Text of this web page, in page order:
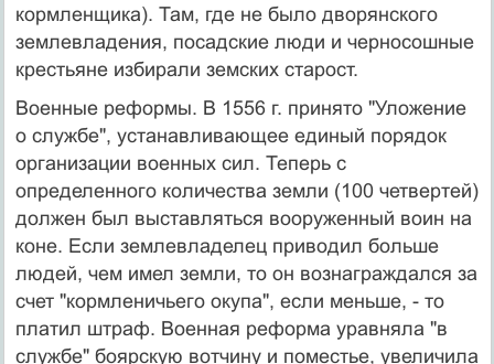
кормленщика). Там, где не было дворянского
землевладения, посадские люди и черносошные
крестьяне избирали земских старост.
Военные реформы. В 1556 г. принято "Уложение
о службе", устанавливающее единый порядок
организации военных сил. Теперь с
определенного количества земли (100 четвертей)
должен был выставляться вооруженный воин на
коне. Если землевладелец приводил больше
людей, чем имел земли, то он вознаграждался за
счет "кормленичьего окупа", если меньше, - то
платил штраф. Военная реформа уравняла "в
службе" боярскую вотчину и поместье, увеличила